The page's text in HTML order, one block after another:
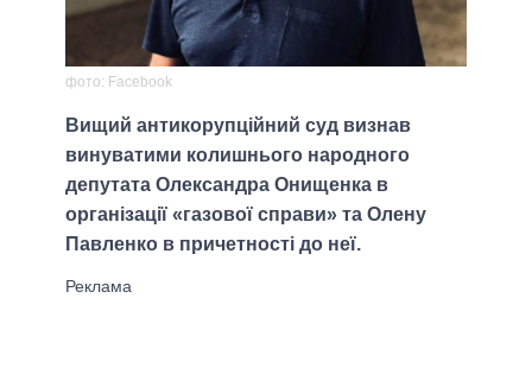
фото: Facebook
Вищий антикорупційний суд визнав
винуватими колишнього народного
депутата Олександра Онищенка в
організації «газової справи» та Олену
Павленко в причетності до неї.